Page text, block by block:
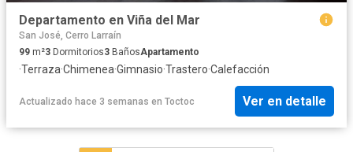
Departamento en Viña del Mar
San José, Cerro Larraín
99 m²3 Dormitorios3 BañosApartamento
·Terraza·Chimenea·Gimnasio·Trastero·Calefacción
Actualizado hace 3 semanas en Toctoc Ver en detalle